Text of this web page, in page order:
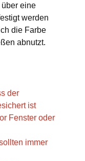
über eine
werden
die Farbe
abnutzt.
der
ist
Fenster oder
immer